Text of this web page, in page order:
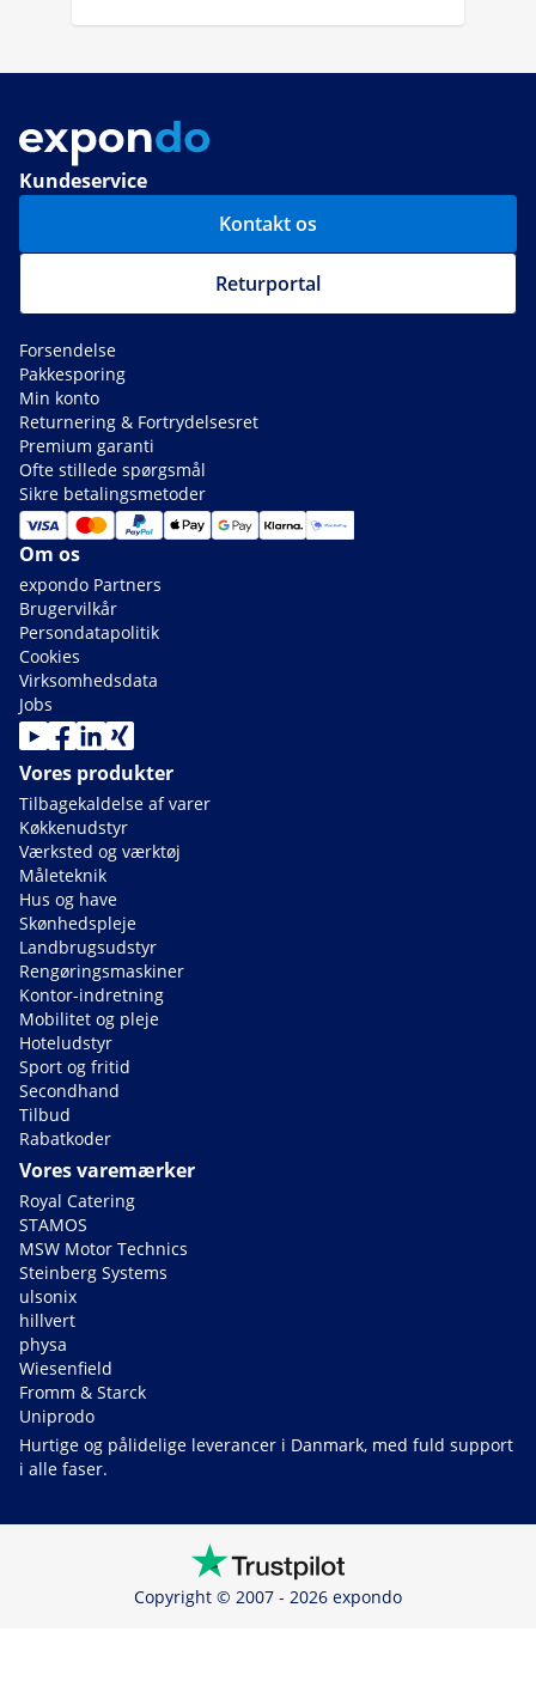
Kundeservice
Kontakt os
Returportal
Forsendelse
Pakkesporing
Min konto
Returnering & Fortrydelsesret
Premium garanti
Ofte stillede spørgsmål
Sikre betalingsmetoder
Om os
expondo Partners
Brugervilkår
Persondatapolitik
Cookies
Virksomhedsdata
Jobs
Vores produkter
Tilbagekaldelse af varer
Køkkenudstyr
Værksted og værktøj
Måleteknik
Hus og have
Skønhedspleje
Landbrugsudstyr
Rengøringsmaskiner
Kontor-indretning
Mobilitet og pleje
Hoteludstyr
Sport og fritid
Secondhand
Tilbud
Rabatkoder
Vores varemærker
Royal Catering
STAMOS
MSW Motor Technics
Steinberg Systems
ulsonix
hillvert
physa
Wiesenfield
Fromm & Starck
Uniprodo
Hurtige og pålidelige leverancer i Danmark, med fuld support
i alle faser.
Copyright © 2007 - 2026 expondo